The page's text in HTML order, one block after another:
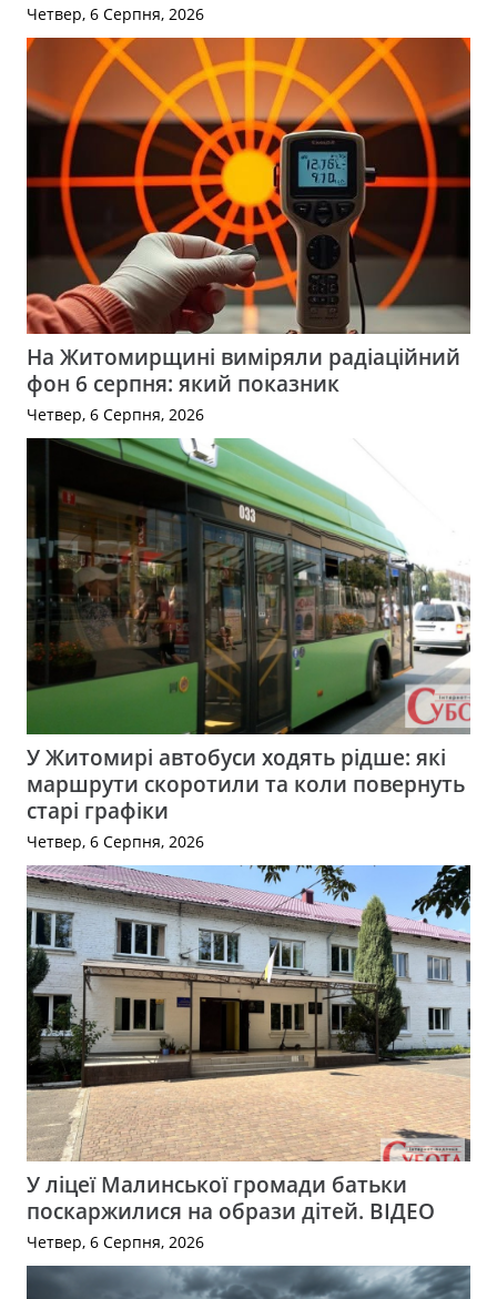
Четвер, 6 Серпня, 2026
На Житомирщині виміряли радіаційний
фон 6 серпня: який показник
Четвер, 6 Серпня, 2026
У Житомирі автобуси ходять рідше: які
маршрути скоротили та коли повернуть
старі графіки
Четвер, 6 Серпня, 2026
У ліцеї Малинської громади батьки
поскаржилися на образи дітей. ВІДЕО
Четвер, 6 Серпня, 2026